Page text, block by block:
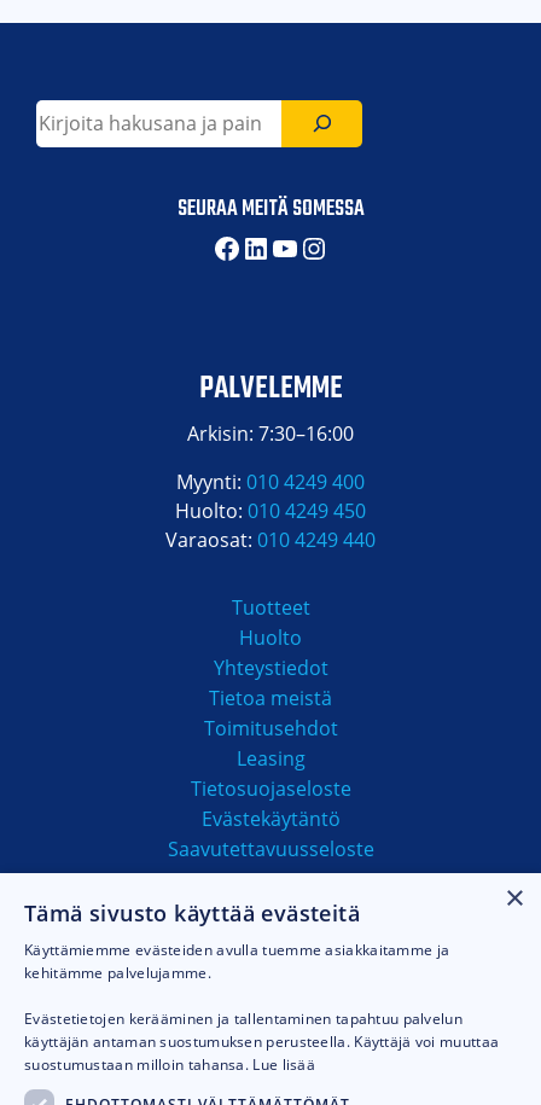
Etsi
SEURAA MEITÄ SOMESSA
Facebook
LinkedIn
YouTube
Instagram
PALVELEMME
Arkisin: 7:30–16:00
Myynti: 010 4249 400
Huolto: 010 4249 450
Varaosat: 010 4249 440
Tuotteet
Huolto
Yhteystiedot
Tietoa meistä
Toimitusehdot
Leasing
Tietosuojaseloste
Evästekäytäntö
Saavutettavuusseloste
MAKSUTAVAT
×
Tämä sivusto käyttää evästeitä
Käyttämiemme evästeiden avulla tuemme asiakkaitamme ja
kehitämme palvelujamme.
Evästetietojen kerääminen ja tallentaminen tapahtuu palvelun
käyttäjän antaman suostumuksen perusteella. Käyttäjä voi muuttaa
suostumustaan milloin tahansa. Lue lisää